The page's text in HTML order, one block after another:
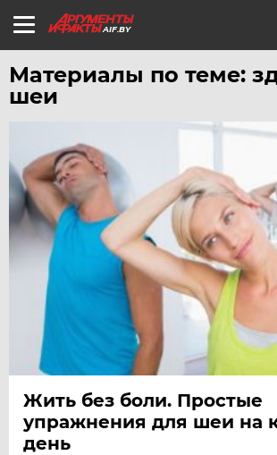
AIF.BY
Материалы по теме:
шеи
Жить без боли. Простые
упражнения для шеи на
день